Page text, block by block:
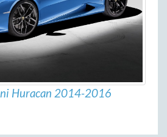
Huracan 2014-2016